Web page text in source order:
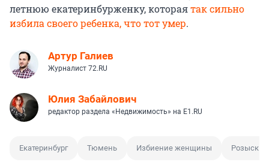
летнюю екатеринбурженку, котораятак сильно
избила своего ребенка, что тот умер.
Артур Галиев
Журналист 72.RU
Юлия Забайлович
редактор раздела «Недвижимость» на E1.RU
Екатеринбург Тюмень Избиение женщины Розыск